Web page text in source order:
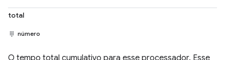
total
número
O tempo total cumulativo para esse processador. Esse